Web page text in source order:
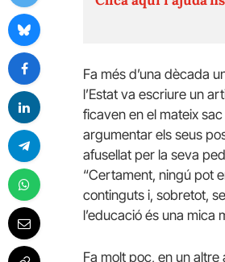
Fa més d’una dècada
l’Estat va escriure un
ficaven en el mateix
argumentar els seus
afusellat per la seva
“Certament, ningú pot
continguts i, sobretot,
l’educació és una mica
Fa molt poc, en un